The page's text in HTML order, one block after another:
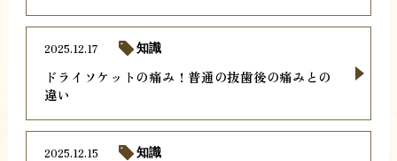
ドライソケットの痛み！普通の抜歯後の痛みとの
違い
2025.12.17 知識
2025.12.15 知識